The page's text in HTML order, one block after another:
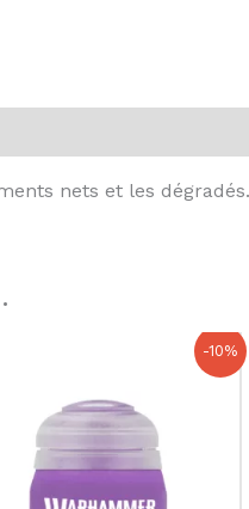
nets et les
-10%
était :
3,60 €.
est :
3,24 €.